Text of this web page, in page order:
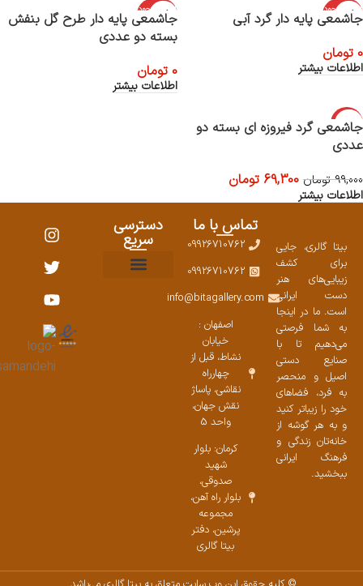
اتمام موجود
ی
جاشمعی پایه دار گرد آبی
0 تومان
اطلاعات بیشتر
اتمام موجود
ی
جاشمعی پایه دار طرح گل بنفش
بسته دو عددی
0 تومان
اطلاعات بیشتر
-30%
اتمام موجود
جاشمعی گرد فیروزه ای بسته دو
عددی
99,000 تومان 69,300 تومان
اطلاعات بیشتر
بیتا گالری، جایی
برای کشف
زیبایی‌های هنر
دست ایرانی
است. ما در اینجا
به شما فرصتی
می‌دهیم تا با
صنایع دستی
اصیل و منحصر
به فرد، فضاهای
خود را زیباتر کنید
و به هر گوشه از
خانه‌تان زندگی و
فرهنگ ایرانی
ببخشید.
تماس با ما
09926710762
09926710762
info@bitagallery.com
اصفهان :
خیابان
نشاط، قبل از
چهارراه
نقاشی، پاساژ
نقش جهان،
واحد 5
کرمان: بلوار
شهید
صدوقی،
بلوار راه آهن،
مجموعه
پرشین،‌ دفتر
بیتا گالری
دسترسی
سریع